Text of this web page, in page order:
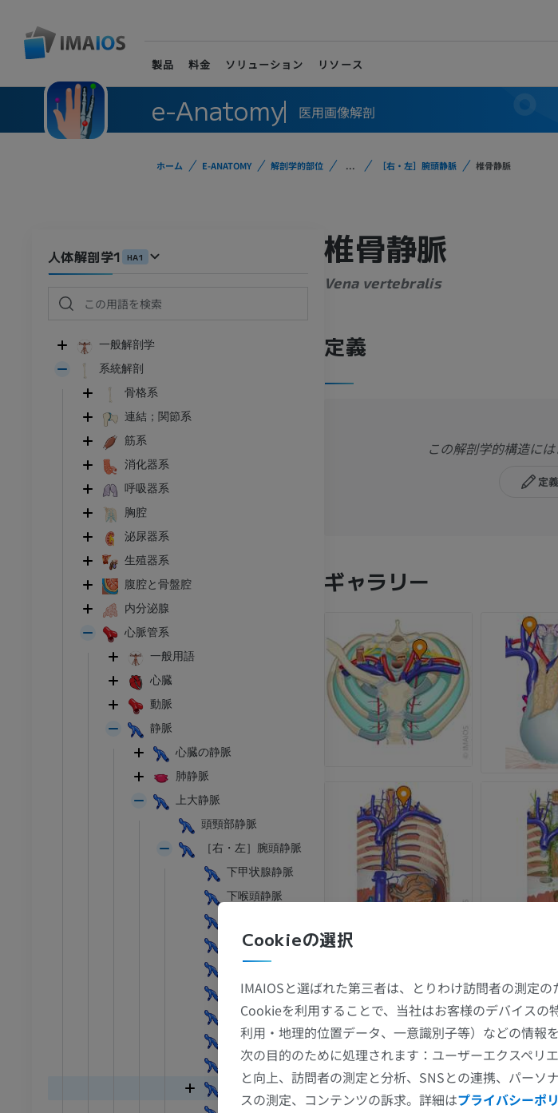
製品 料金 ソリューション リソース
e-Anatomy 医用画像解剖
ホーム E-ANATOMY 解剖学的部位 ... ［右・左］腕頭静脈 椎骨静脈
人体解剖学1 HA1
一般解剖学
系統解剖
骨格系
連結；関節系
筋系
消化器系
呼吸器系
胸腔
泌尿器系
生殖器系
腹腔と骨盤腔
内分泌腺
心脈管系
一般用語
心臓
動脈
静脈
心臓の静脈
肺静脈
上大静脈
頭頸部静脈
［右・左］腕頭静脈
下甲状腺静脈
下喉頭静脈
心膜静脈
縦隔静脈
気管支静脈
気管静脈
食道静脈
椎骨静脈
椎骨静脈
Vena vertebralis
定義
この解剖学的構造に
定
ギャラリー
上肢
Cookieの選択
IMAIOSと選ばれた第三者は、とりわけ訪問者の測定
Cookieを利用することで、当社はお客様のデバイスの
利用・地理的位置データ、一意識別子等）などの情報
次の目的のために処理されます：ユーザーエクスペリ
と向上、訪問者の測定と分析、SNSとの連携、パーソ
スの測定、コンテンツの訴求。詳細はプライバシーポ